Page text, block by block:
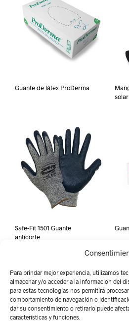
Para brindar mejor experiencia, utilizamos
almacenar y/o acceder a la información del
para estas tecnologías nos permitirá
comportamiento de navegación o
dar su consentimiento o retirarlo puede
características y funciones.
Guante de látex ProDerma
Safe-Fit 1501 Guante
anticorte